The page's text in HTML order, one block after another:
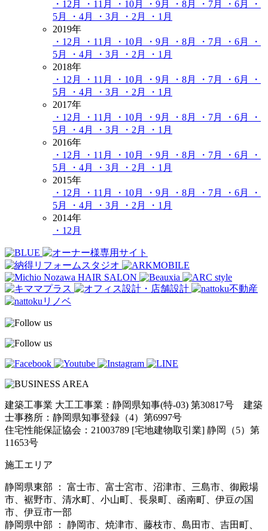
・12月
・11月 ・10月 ・9月 ・8月 ・7月 ・6月
・
5月
・4月 ・3月 ・2月
・1月
2019年
・12月
・11月 ・10月 ・9月 ・8月 ・7月 ・6月
・
5月
・4月 ・3月 ・2月
・1月
2018年
・12月
・11月 ・10月 ・9月 ・8月 ・7月 ・6月
・
5月
・4月 ・3月 ・2月
・1月
2017年
・12月
・11月 ・10月 ・9月 ・8月 ・7月 ・6月
・
5月
・4月 ・3月 ・2月
・1月
2016年
・12月
・11月 ・10月 ・9月 ・8月 ・7月 ・6月
・
5月
・4月 ・3月 ・2月
・1月
2015年
・12月
・11月 ・10月 ・9月 ・8月 ・7月 ・6月
・
5月
・4月 ・3月 ・2月
・1月
2014年
・12月
建築工事業 大工工事業：静岡県知事(特-03) 第30817号 建築
士事務所：静岡県知事登録（4）第6997号
住宅性能保証協会：21003789 [宅地建物取引業] 静岡（5）第
11653号
施工エリア
静岡県東部 ： 富士市、富士宮市、沼津市、三島市、御殿場
市、裾野市、清水町、小山町、長泉町、函南町、伊豆の国
市、伊豆市一部
静岡県中部 ： 静岡市、焼津市、藤枝市、島田市、吉田町、